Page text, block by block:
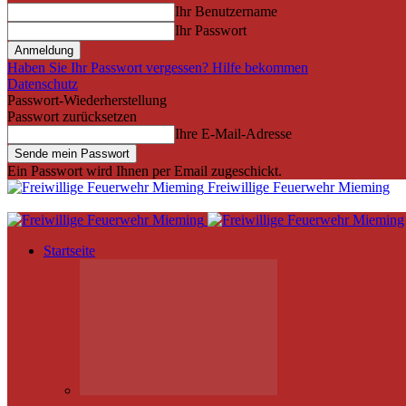
Ihr Benutzername
Ihr Passwort
Haben Sie Ihr Passwort vergessen? Hilfe bekommen
Datenschutz
Passwort-Wiederherstellung
Passwort zurücksetzen
Ihre E-Mail-Adresse
Ein Passwort wird Ihnen per Email zugeschickt.
Freiwillige Feuerwehr Mieming
Startseite